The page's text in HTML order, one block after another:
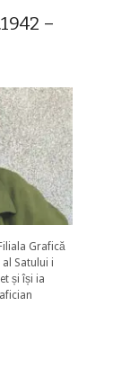
–
Grafică
Satului i
și își ia